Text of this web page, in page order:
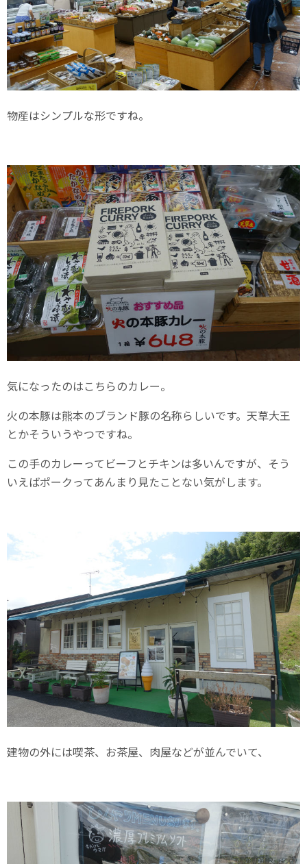
物産はシンプルな形ですね。
気になったのはこちらのカレー。
火の本豚は熊本のブランド豚の名称らしいです。天草大王
とかそういうやつですね。
この手のカレーってビーフとチキンは多いんですが、そう
いえばポークってあんまり見たことない気がします。
建物の外には喫茶、お茶屋、肉屋などが並んでいて、